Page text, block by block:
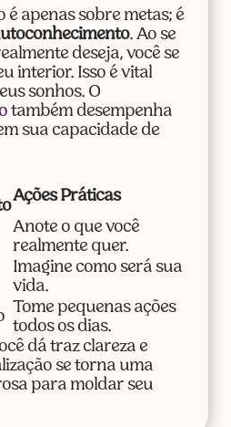
é apenas sobre metas; é
. Ao se
deseja, você se
interior. Isso é vital
sonhos. O
também desempenha
sua capacidade de
Ações Práticas
Anote o que você
realmente quer.
Imagine como será sua
vida.
Tome pequenas ações
todos os dias.
dá traz clareza e
se torna uma
para moldar seu